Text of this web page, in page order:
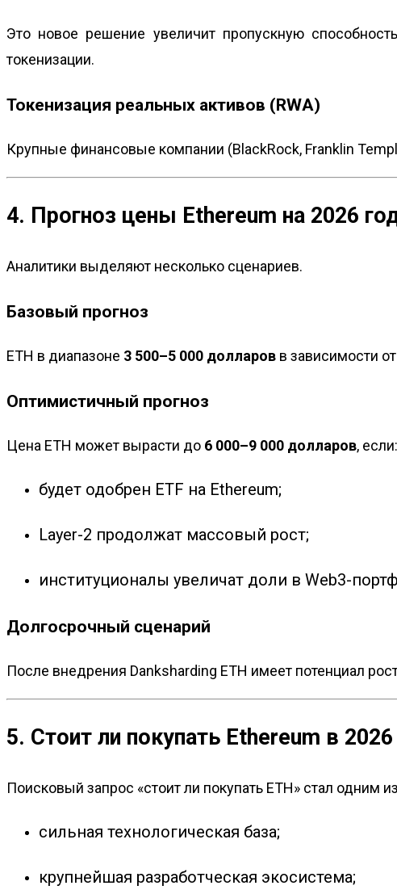
Это новое решение увеличит пропускную
токенизации.
Токенизация реальных активов (RWA)
Крупные финансовые компании (BlackRock, Franklin
4. Прогноз цены Ethereum на 2026
Аналитики выделяют несколько сценариев.
Базовый прогноз
ETH в диапазоне 3 500–5 000 долларов в зависимости
Оптимистичный прогноз
Цена ETH может вырасти до 6 000–9 000 долларов, если:
будет одобрен ETF на Ethereum;
Layer-2 продолжат массовый рост;
институционалы увеличат доли в Web3-
Долгосрочный сценарий
После внедрения Danksharding ETH имеет потенциал
5. Стоит ли покупать Ethereum в
Поисковый запрос «стоит ли покупать ETH» стал
сильная технологическая база;
крупнейшая разработческая экосистема;